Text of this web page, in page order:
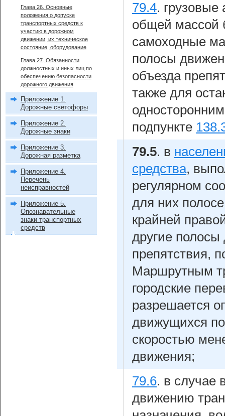
79.4. грузовые
общей массой
самоходные
полосы
объезда
также для
подпункте
79.5. в
средства,
регулярном
для них
крайней
другие
препятствия,
Маршрутным
городские
разрешается
движущихся
скоростью
движения;
79.6. в случае
движению
Глава 26. Основные
положения о допуске
транспортных средств к
участию в дорожном
движении, их техническое
состояние, оборудование
Глава 27. Обязанности
должностных и иных лиц по
обеспечению безопасности
дорожного движения
Приложение 1.
Дорожные светофоры
Приложение 2.
Дорожные знаки
Приложение 3.
Дорожная разметка
Приложение 4.
Перечень
неисправностей
Приложение 5.
Опознавательные
знаки транспортных
средств